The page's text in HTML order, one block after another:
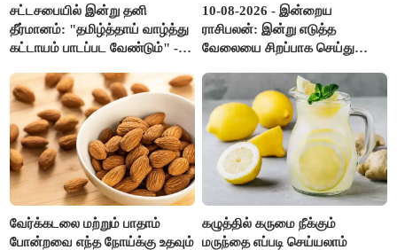
சட்டசபையில் இன்று தனி
தீர்மானம்: "தமிழ்த்தாய் வாழ்த்து
கட்டாயம் பாடப்பட வேண்டும்" -
10-08-2026 - இன்றைய
ராசிபலன்: இன்று எடுத்த
வேலையை சிறப்பாக செய்து
அதே நேரத்தில் கூடுதலாக
உழைக்க வேண்டி இருக்கும்..!
வேர்க்கடலை மற்றும் பாதாம்
போன்றவை எந்த நோய்க்கு உதவும்
கழுத்தில் கருமை நீக்கும்
மருந்தை எப்படி செய்யலாம்